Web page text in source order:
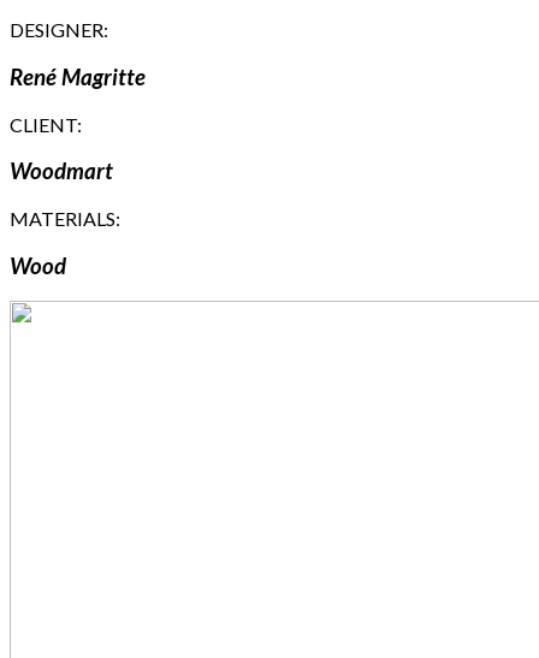
DESIGNER:
René Magritte
CLIENT:
Woodmart
MATERIALS:
Wood